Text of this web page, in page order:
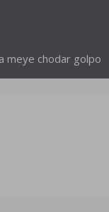
meye chodar golpo